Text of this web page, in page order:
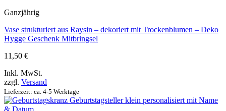
Ganzjährig
Vase strukturiert aus Raysin – dekoriert mit Trockenblumen – Deko
Hygge Geschenk Mitbringsel
11,50 €
Inkl. MwSt.
zzgl. Versand
Lieferzeit: ca. 4-5 Werktage